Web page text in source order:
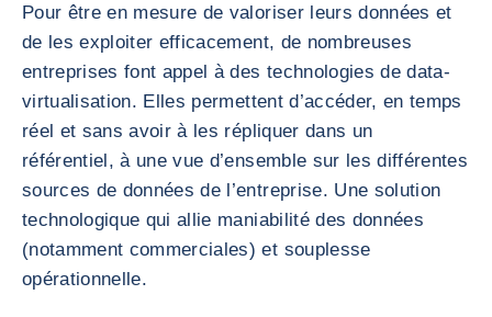
Pour être en mesure de valoriser leurs données et
de les exploiter efficacement, de nombreuses
entreprises font appel à des technologies de data-
virtualisation. Elles permettent d’accéder, en temps
réel et sans avoir à les répliquer dans un
référentiel, à une vue d’ensemble sur les différentes
sources de données de l’entreprise. Une solution
technologique qui allie maniabilité des données
(notamment commerciales) et souplesse
opérationnelle.